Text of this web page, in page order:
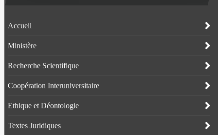
Accueil
Ministère
Recherche Scientifique
Coopération Interuniversitaire
Ethique et Déontologie
Textes Juridiques